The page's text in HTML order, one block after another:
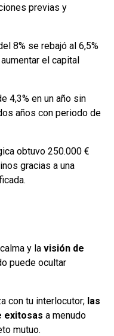
previas y
8% se rebajó al 6,5%
el capital
4,3% en un año sin
años con periodo de
obtuvo 250.000 €
gracias a una
y la visión de
puede ocultar
con tu interlocutor; las
exitosas a menudo
mutuo.